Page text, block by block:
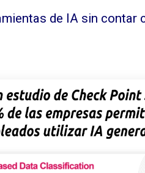
de IA sin contar